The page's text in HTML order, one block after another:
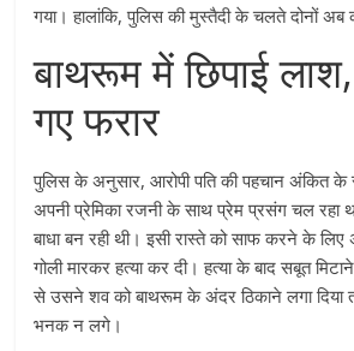
गया। हालांकि, पुलिस की मुस्तैदी के चलते दोनों
बाथरूम में छिपाई
गए फरार
पुलिस के अनुसार, आरोपी पति की पहचान अंकित
अपनी प्रेमिका रजनी के साथ प्रेम प्रसंग चल रहा
बाधा बन रही थी। इसी रास्ते को साफ करने के
गोली मारकर हत्या कर दी। हत्या के बाद सबूत
से उसने शव को बाथरूम के अंदर ठिकाने लगा दिया
भनक न लगे।